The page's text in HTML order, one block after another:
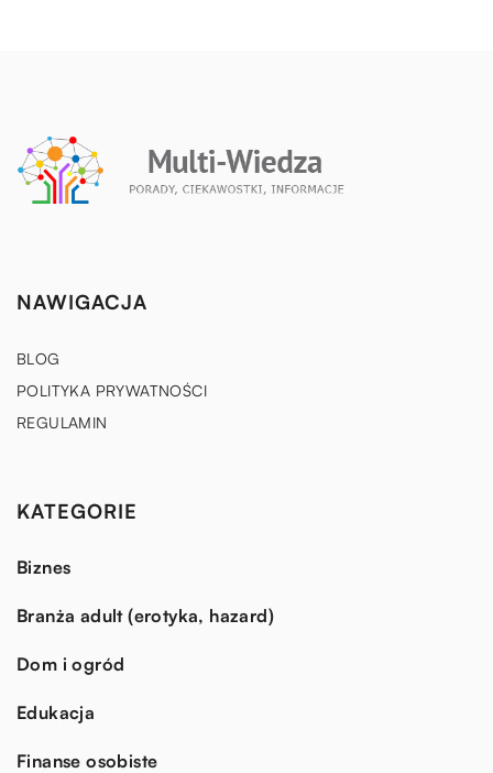
NAWIGACJA
BLOG
POLITYKA PRYWATNOŚCI
REGULAMIN
KATEGORIE
Biznes
Branża adult (erotyka, hazard)
Dom i ogród
Edukacja
Finanse osobiste